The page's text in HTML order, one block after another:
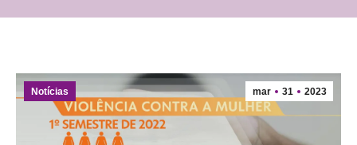
mar 31 2023
Notícias